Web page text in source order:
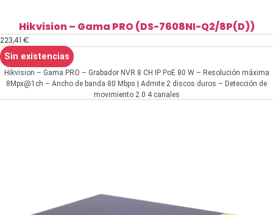
Hikvision – Gama PRO (DS-7608NI-Q2/8P(D))
223,41 €
Sin existencias
Hikvision – Gama PRO – Grabador NVR 8 CH IP PoE 80 W – Resolución máxima
8Mpx@1ch – Ancho de banda 80 Mbps | Admite 2 discos duros – Detección de
movimiento 2.0 4 canales